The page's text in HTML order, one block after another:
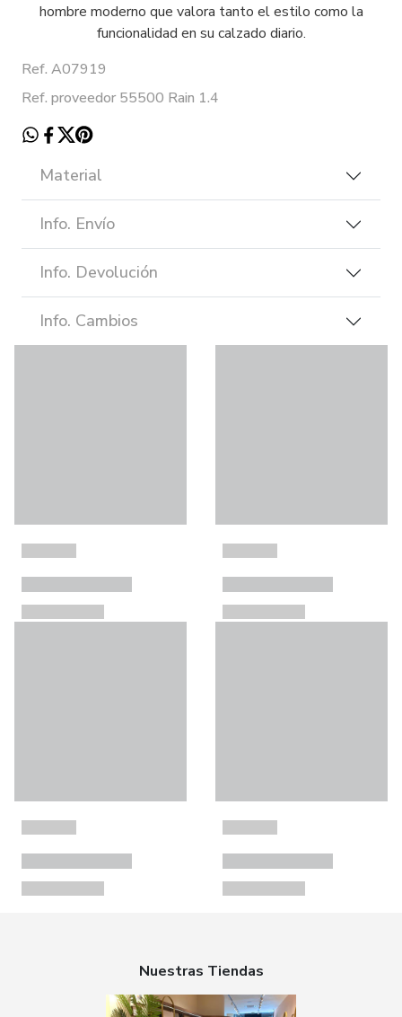
hombre moderno que valora tanto el estilo como la
funcionalidad en su calzado diario.
Ref. A07919
Ref. proveedor 55500 Rain 1.4
Material
Info. Envío
Info. Devolución
Info. Cambios
Nuestras Tiendas